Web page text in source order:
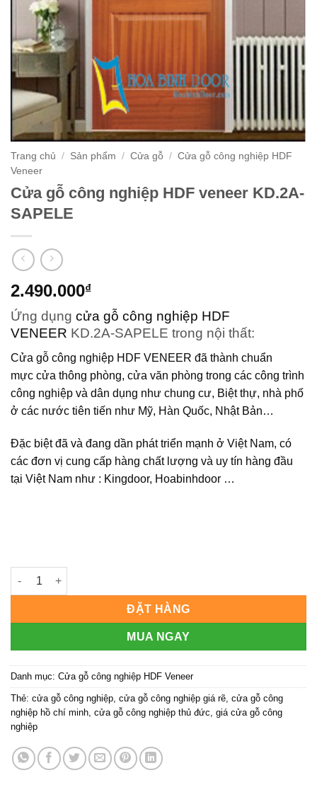
Trang chủ / Sản phẩm / Cửa gỗ / Cửa gỗ công nghiệp HDF
Veneer
Cửa gỗ công nghiệp HDF veneer KD.2A-
SAPELE
2.490.000₫
Ứng dụng cửa gỗ công nghiệp HDF
VENEER KD.2A-SAPELE trong nội thất:
Cửa gỗ công nghiệp HDF VENEER đã thành chuẩn
mực cửa thông phòng, cửa văn phòng trong các công trình
công nghiệp và dân dụng như chung cư, Biệt thự, nhà phố
ở các nước tiên tiến như Mỹ, Hàn Quốc, Nhật Bản…
Đặc biệt đã và đang dần phát triển mạnh ở Việt Nam, có
các đơn vị cung cấp hàng chất lượng và uy tín hàng đầu
tại Việt Nam như : Kingdoor, Hoabinhdoor …
Cửa gỗ công nghiệp HDF veneer KD.2A-SAPELE số lượng
ĐẶT HÀNG
MUA NGAY
Danh mục: Cửa gỗ công nghiệp HDF Veneer
Thẻ: cửa gỗ công nghiệp cửa gỗ công nghiệp giá rẽ cửa gỗ công
nghiệp hồ chí minh cửa gỗ công nghiệp thủ đức giá cửa gỗ công
nghiệp